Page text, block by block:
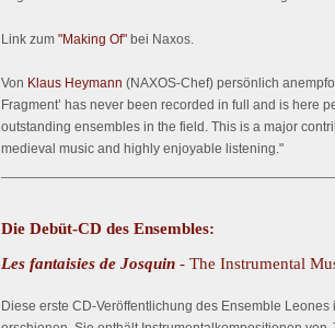
Link zum "Making Of"bei Naxos.
Von Klaus Heymann (NAXOS-Chef) persönlich
Fragment’ has never been recorded in full and is here
outstanding ensembles in the field. This is a major
medieval music and highly enjoyable listening."
Die Debüt-CD des Ensembles:
Les fantaisies de Josquin- The Instrumental
Diese erste CD-Veröffentlichung des Ensemble